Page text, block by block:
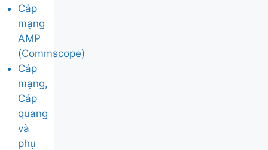
Cáp
mạng
AMP
(Commscope)
Cáp
mạng,
Cáp
quang
và
phụ